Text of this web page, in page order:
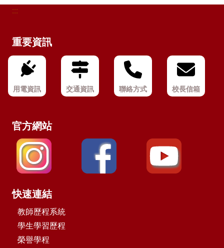
:::
重要資訊
用電資訊 交通資訊 聯絡方式 校長信箱
官方網站
快速連結
教師歷程系統
學生學習歷程
榮譽學程